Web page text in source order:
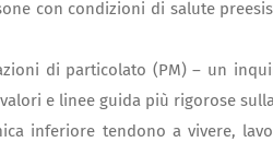
con condizioni di salute
di particolato (PM) – un
e linee guida più rigorose sulla
inferiore tendono a vivere,